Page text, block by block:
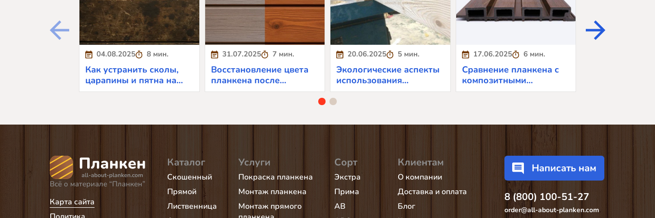
04.08.2025 8 мин.
Как устранить сколы,
царапины и пятна на
планкене
31.07.2025 7 мин.
Восстановление цвета
планкена после
ультрафиолета
20.06.2025 5 мин.
Экологические аспекты
использования
планкена
17.06.2025 6 мин.
Сравнение планкена с
композитными
материалами: плюсы и
Всё о материале “Планкен”
Карта сайта
Каталог
Скошенный
Прямой
Лиственница
Услуги
Покраска планкена
Монтаж планкена
Монтаж прямого
Сорт
Экстра
Прима
AB
Клиентам
О компании
Доставка и оплата
Блог
Написать нам
8 (800) 100-51-27
order@all-about-planken.com